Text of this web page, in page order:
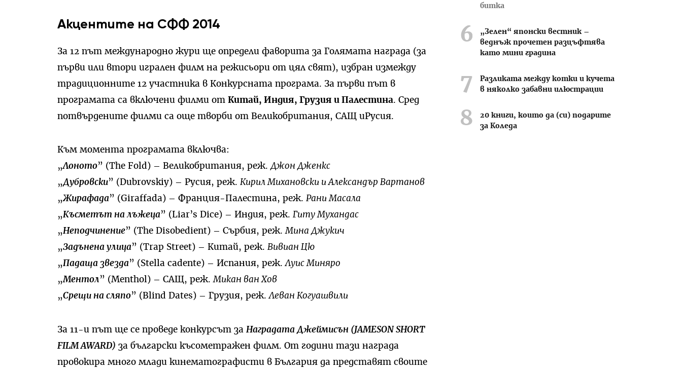
Акцентите на СФФ 2014
За 12 път международно жури ще определи фаворита за Голямата награда (за
първи или втори игрален филм на режисьори от цял свят), избран измежду
традиционните 12 участника в Конкурсната програма. За първи път в
програмата са включени филми от Китай, Индия, Грузия и Палестина. Сред
потвърдените филми са още творби от Великобритания, САЩ иРусия.
Към момента програмата включва:
„Лоното” (The Fold) – Великобритания, реж. Джон Дженкс
„Дубровски” (Dubrovskiy) – Русия, реж. Кирил Михановски и Александър Вартанов
„Жирафада” (Giraffada) – Франция-Палестина, реж. Рани Масала
„Късметът на лъжеца” (Liar’s Dice) – Индия, реж. Гиту Мухандас
„Неподчинение” (The Disobedient) – Сърбия, реж. Мина Джукич
„Задънена улица” (Trap Street) – Китай, реж. Вивиан Цю
„Падаща звезда” (Stella cadente) – Испания, реж. Луис Миняро
„Ментол ” (Menthol) – САЩ, реж. Микан ван Хов
„Срещи на сляпо” (Blind Dates) – Грузия, реж. Леван Когуашвили
За 11-и път ще се проведе конкурсът за Наградата Джеймисън (JAMESON SHORT
FILM AWARD) за български късометражен филм. От години тази награда
провокира много млади кинематографисти в България да представят своите
битка
„Зелен“ японски вестник –
веднъж прочетен разцъфтява
като мини градина
Разликата между котки и кучета
в няколко забавни илюстрации
20 книги, които да (си) подарите
за Коледа